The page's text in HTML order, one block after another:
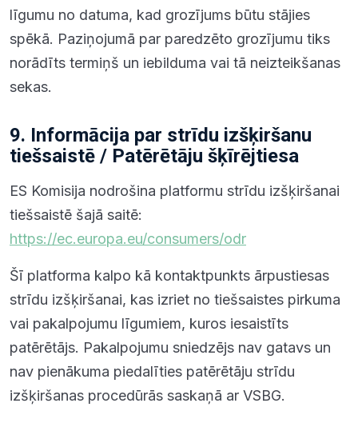
līgumu no datuma, kad grozījums būtu stājies
spēkā. Paziņojumā par paredzēto grozījumu tiks
norādīts termiņš un iebilduma vai tā neizteikšanas
sekas.
9. Informācija par strīdu izšķiršanu
tiešsaistē / Patērētāju šķīrējtiesa
ES Komisija nodrošina platformu strīdu izšķiršanai
tiešsaistē šajā saitē:
https://ec.europa.eu/consumers/odr
Šī platforma kalpo kā kontaktpunkts ārpustiesas
strīdu izšķiršanai, kas izriet no tiešsaistes pirkuma
vai pakalpojumu līgumiem, kuros iesaistīts
patērētājs. Pakalpojumu sniedzējs nav gatavs un
nav pienākuma piedalīties patērētāju strīdu
izšķiršanas procedūrās saskaņā ar VSBG.